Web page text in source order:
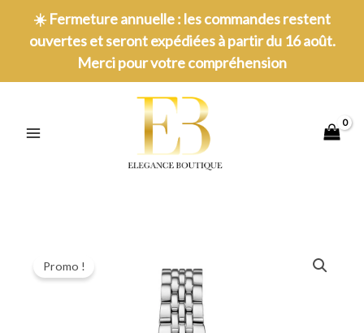
☀️Fermeture annuelle : les commandes restent
ouvertes et seront expédiées à partir du 16 août.
Merci pour votre compréhension
Promo !